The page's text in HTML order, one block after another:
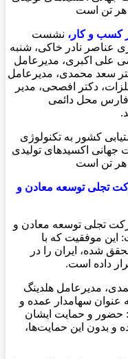
کسب و کار، نشست
عناصر نادر خاکی، شنبه
مرتضی علی اکبری، مدیرعامل
سعد محمدی، مدیرعامل
دکتر افصحی، مدیر
فارس محل دائمی
تجلی توسعه معادن و
تجلی توسعه معادن و
این موفقیت که با
شده، ایران را در
داده است.
مدیرعامل هلدینگ
عنوان سهامدار عمده و
و حمایت ایشان
و بدون این حمایت‌ها،